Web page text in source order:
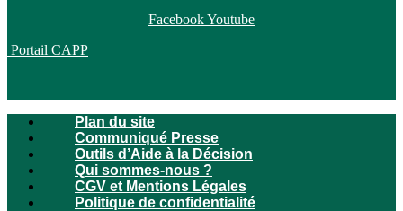
FacebookYoutube
Portail CAPP
Plan du site
Communiqué Presse
Outils d’Aide à la Décision
Qui sommes-nous ?
CGV et Mentions Légales
Politique de confidentialité